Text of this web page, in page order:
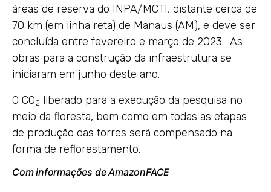
áreas de reserva do INPA/MCTI, distante cerca de
70 km (em linha reta) de Manaus (AM), e deve ser
concluída entre fevereiro e março de 2023. As
obras para a construção da infraestrutura se
iniciaram em junho deste ano.
O CO2 liberado para a execução da pesquisa no
meio da floresta, bem como em todas as etapas
de produção das torres será compensado na
forma de reflorestamento.
Com informações de AmazonFACE